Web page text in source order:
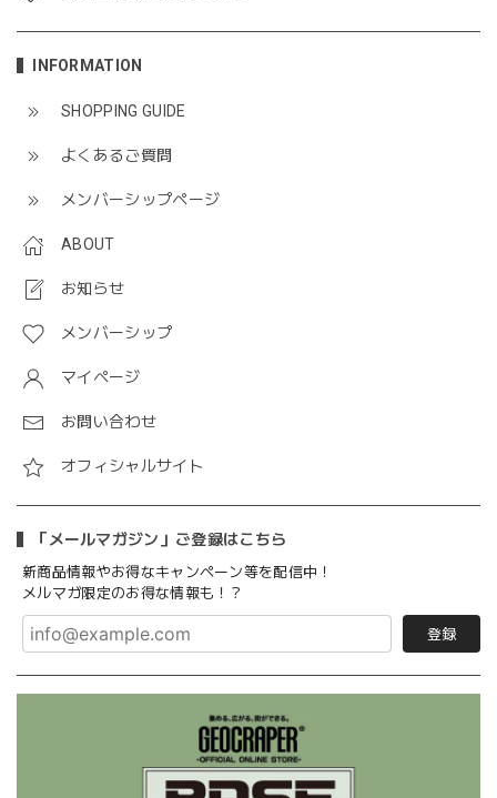
INFORMATION
SHOPPING GUIDE
よくあるご質問
メンバーシップページ
ABOUT
お知らせ
メンバーシップ
マイページ
お問い合わせ
オフィシャルサイト
「メールマガジン」ご登録はこちら
新商品情報やお得なキャンペーン等を配信中！
メルマガ限定のお得な情報も！？
登録